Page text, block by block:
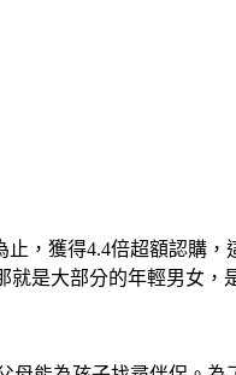
，獲得4.4倍超額認購
是大部分的年輕男女，